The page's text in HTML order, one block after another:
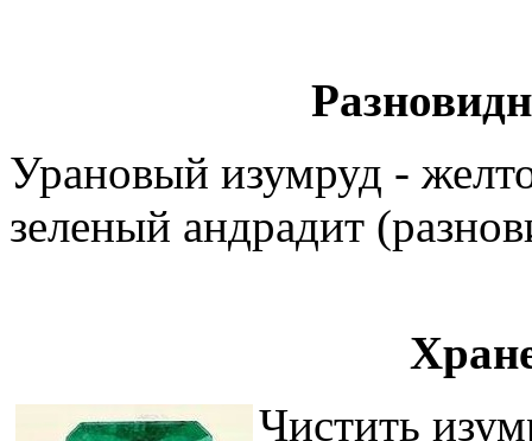
Урановый изумруд -
зеленый андрадит
Чистить